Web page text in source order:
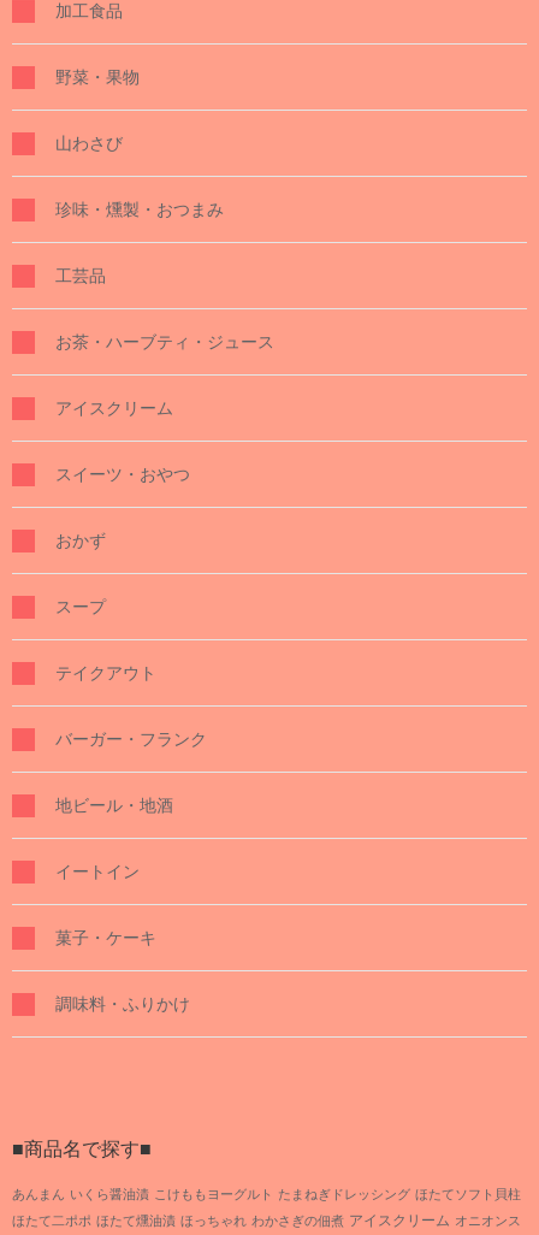
加工食品
野菜・果物
山わさび
珍味・燻製・おつまみ
工芸品
お茶・ハーブティ・ジュース
アイスクリーム
スイーツ・おやつ
おかず
スープ
テイクアウト
バーガー・フランク
地ビール・地酒
イートイン
菓子・ケーキ
調味料・ふりかけ
■商品名で探す■
あんまん いくら醤油漬 こけももヨーグルト たまねぎドレッシング ほたてソフト貝柱
ほたて二ポポ ほたて燻油漬 ほっちゃれ わかさぎの佃煮 アイスクリーム オニオンス